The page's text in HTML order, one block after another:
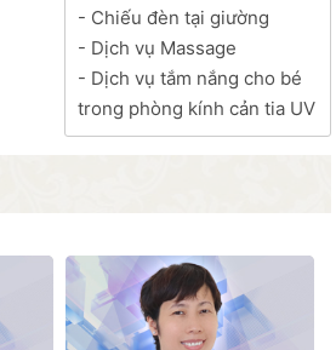
- Chiếu đèn tại giường
- Dịch vụ Massage
- Dịch vụ tắm nắng cho bé
trong phòng kính cản tia UV